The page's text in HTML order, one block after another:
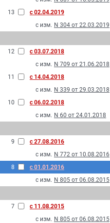
13
с 02.04.2019
с изм. N 304 от 22.03.2019
12
с 03.07.2018
с изм. N 709 от 21.06.2018
11
с 14.04.2018
с изм. N 339 от 29.03.2018
10
с 06.02.2018
с изм. N 60 от 24.01.2018
9
с 27.08.2016
с изм. N 772 от 10.08.2016
8
с 01.01.2016
с изм. N 805 от 06.08.2015
7
с 11.08.2015
с изм. N 805 от 06.08.2015